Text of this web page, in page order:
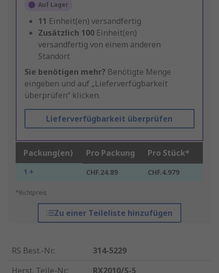
Auf Lager
11 Einheit(en) versandfertig
Zusätzlich 100 Einheit(en)
versandfertig von einem anderen
Standort
Sie benötigen mehr? Benötigte Menge
eingeben und auf „Lieferverfügbarkeit
überprüfen“ klicken.
Lieferverfügbarkeit überprüfen
Packung(en) Pro Packung Pro Stück*
1 + CHF.24.89 CHF.4.979
*Richtpreis
Zu einer Teileliste hinzufügen
RS Best.-Nr.:
314-5229
Herst. Teile-Nr.:
RX2010/S-5